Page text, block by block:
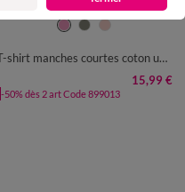
38/40 42/44
T-shirt manches courtes coton uni imprimé placé "Bohème"
15,99 €
-50% dès 2 art Code 899013